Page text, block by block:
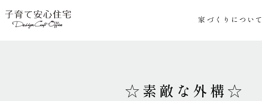
家づくりについて
☆素敵な外構☆